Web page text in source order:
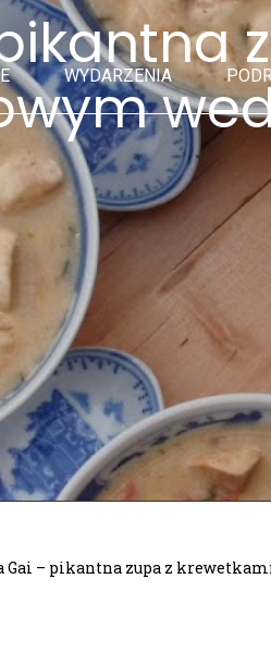
WYDARZENIA
Gai – pikantna zupa z